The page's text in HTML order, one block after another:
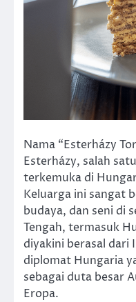
Nama “Esterházy
Esterházy, salah
terkemuka di
Keluarga ini sangat
budaya, dan seni di
Tengah, termasuk
diyakini berasal dari
diplomat Hungaria
sebagai duta besar
Eropa.